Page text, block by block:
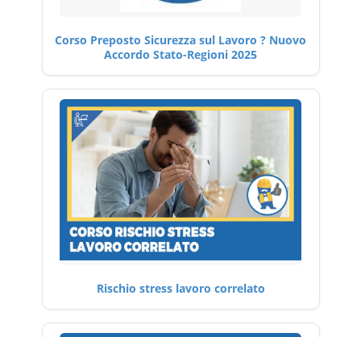
Corso Preposto Sicurezza sul Lavoro ? Nuovo
Accordo Stato-Regioni 2025
Rischio stress lavoro correlato